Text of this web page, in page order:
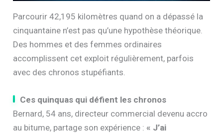
Parcourir 42,195 kilomètres quand on a dépassé la
cinquantaine n’est pas qu’une hypothèse théorique.
Des hommes et des femmes ordinaires
accomplissent cet exploit régulièrement, parfois
avec des chronos stupéfiants.
Ces quinquas qui défient les chronos
Bernard, 54 ans, directeur commercial devenu accro
au bitume, partage son expérience :« J’ai